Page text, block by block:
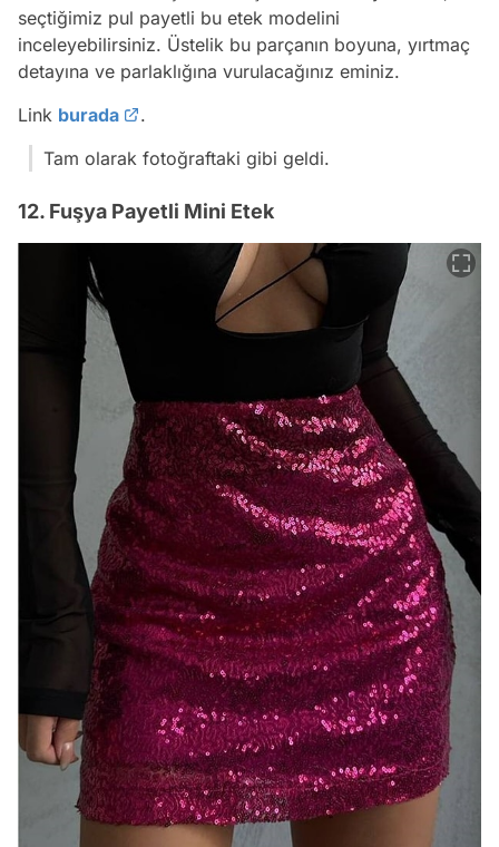
seçtiğimiz pul payetli bu etek modelini
inceleyebilirsiniz. Üstelik bu parçanın boyuna, yırtmaç
detayına ve parlaklığına vurulacağınız eminiz.
Link burada
.
Tam olarak fotoğraftaki gibi geldi.
12. Fuşya Payetli Mini Etek